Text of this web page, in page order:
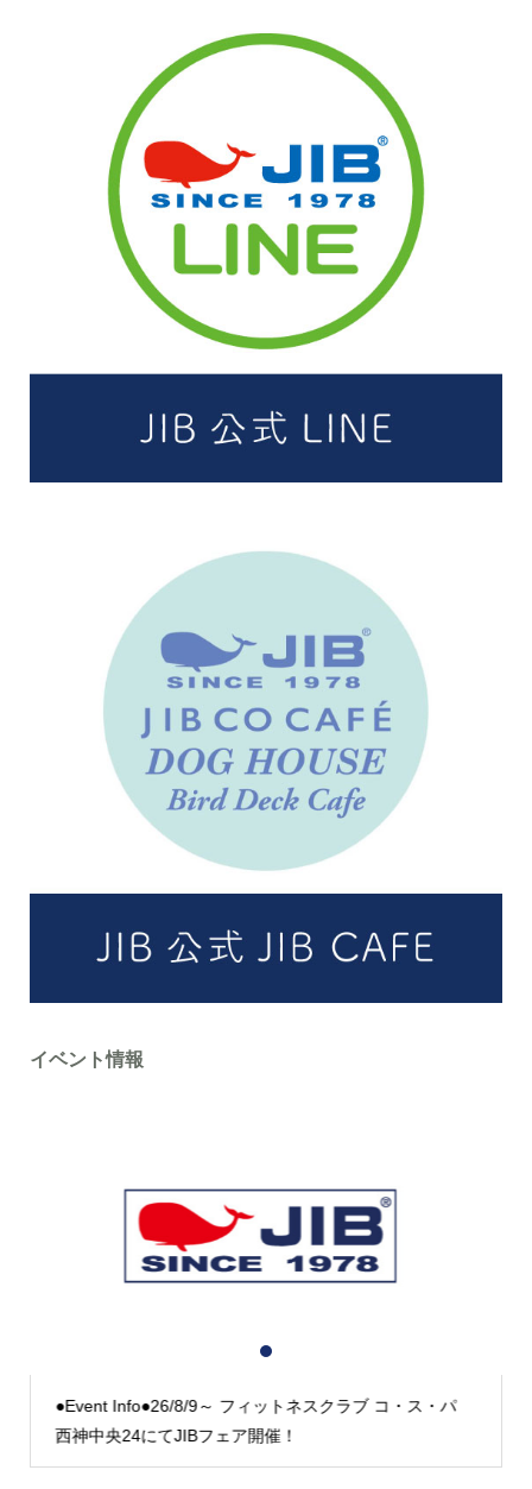
イベント情報
●Event Info●26/8/9～ フィットネスクラブ コ・ス・パ
西神中央24にてJIBフェア開催！
2